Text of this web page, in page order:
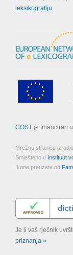
leksikografiju.
COSTje financiran
Mrežnu stranicu izradio
Smješteno u Instituut
Ikone preuzete od
Je li vaš rječnik
priznanja »